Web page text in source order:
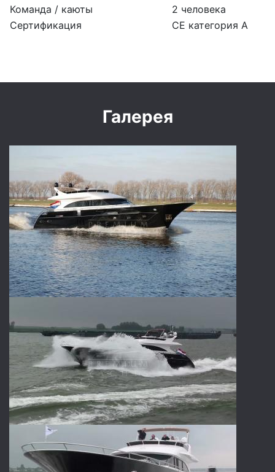
Команда / каюты
2 человека
Сертификация
CE категория A
Галерея